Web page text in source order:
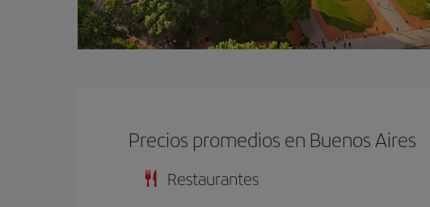
Precios promedios en Buenos Aires
Restaurantes